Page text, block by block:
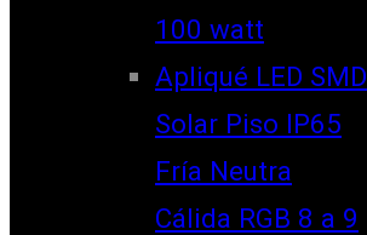
100 watt
Apliqué LED SMD
Solar Piso IP65
Fría Neutra
Cálida RGB 8 a 9